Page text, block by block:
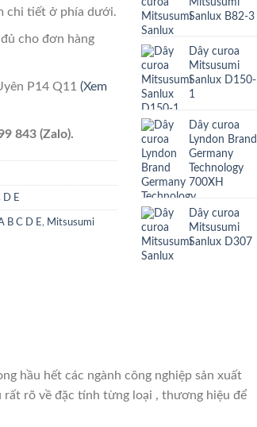
chi tiết ở phía dưới.
cho đơn hàng
P14 Q11 (Xem
843 (Zalo).
D E
B C D E , Mitsusumi
Sanlux B82-3
Dây curoa
Mitsusumi
Sanlux D150-
1
Dây curoa
Lyndon Brand
Germany
Technology
700XH
Dây curoa
Mitsusumi
Sanlux D307
hầu hết các ngành công nghiệp sản xuất
rõ về đặc tính từng loại , thương hiệu để